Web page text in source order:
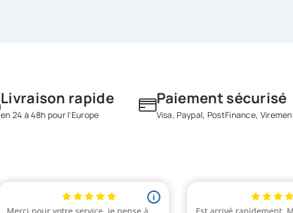
Livraison rapide
en 24 à 48h pour l'Europe
Paiement sécurisé
Visa, Paypal, PostFinance,